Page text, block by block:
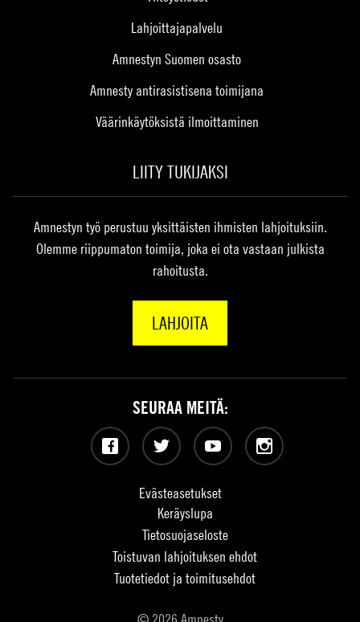
Lahjoittajapalvelu
Amnestyn Suomen osasto
Amnesty antirasistisena toimijana
Väärinkäytöksistä ilmoittaminen
LIITY TUKIJAKSI
Amnestyn työ perustuu yksittäisten ihmisten lahjoituksiin.
Olemme riippumaton toimija, joka ei ota vastaan julkista
rahoitusta.
LAHJOITA
Evästeasetukset
Keräyslupa
Tietosuojaseloste
Toistuvan lahjoituksen ehdot
Tuotetiedot ja toimitusehdot
SEURAA MEITÄ:
Facebook Twitter YouTubeInstagram